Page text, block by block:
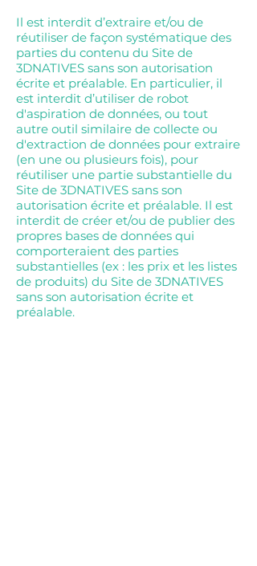
Il est interdit d’extraire et/ou de
réutiliser de façon systématique des
parties du contenu du Site de
3DNATIVES sans son autorisation
écrite et préalable. En particulier, il
est interdit d’utiliser de robot
d'aspiration de données, ou tout
autre outil similaire de collecte ou
d'extraction de données pour extraire
(en une ou plusieurs fois), pour
réutiliser une partie substantielle du
Site de 3DNATIVES sans son
autorisation écrite et préalable. Il est
interdit de créer et/ou de publier des
propres bases de données qui
comporteraient des parties
substantielles (ex : les prix et les listes
de produits) du Site de 3DNATIVES
sans son autorisation écrite et
préalable.